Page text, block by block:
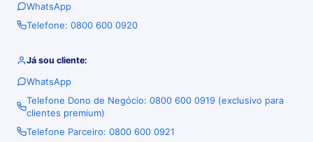
WhatsApp
Telefone: 0800 600 0920
Já sou cliente:
WhatsApp
Telefone Dono de Negócio: 0800 600 0919 (exclusivo para
clientes premium)
Telefone Parceiro: 0800 600 0921